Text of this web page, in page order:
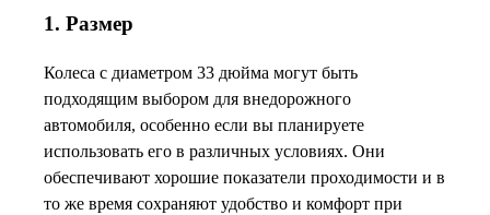
1. Размер
Колеса с диаметром 33 дюйма могут быть
подходящим выбором для внедорожного
автомобиля, особенно если вы планируете
использовать его в различных условиях. Они
обеспечивают хорошие показатели проходимости и в
то же время сохраняют удобство и комфорт при